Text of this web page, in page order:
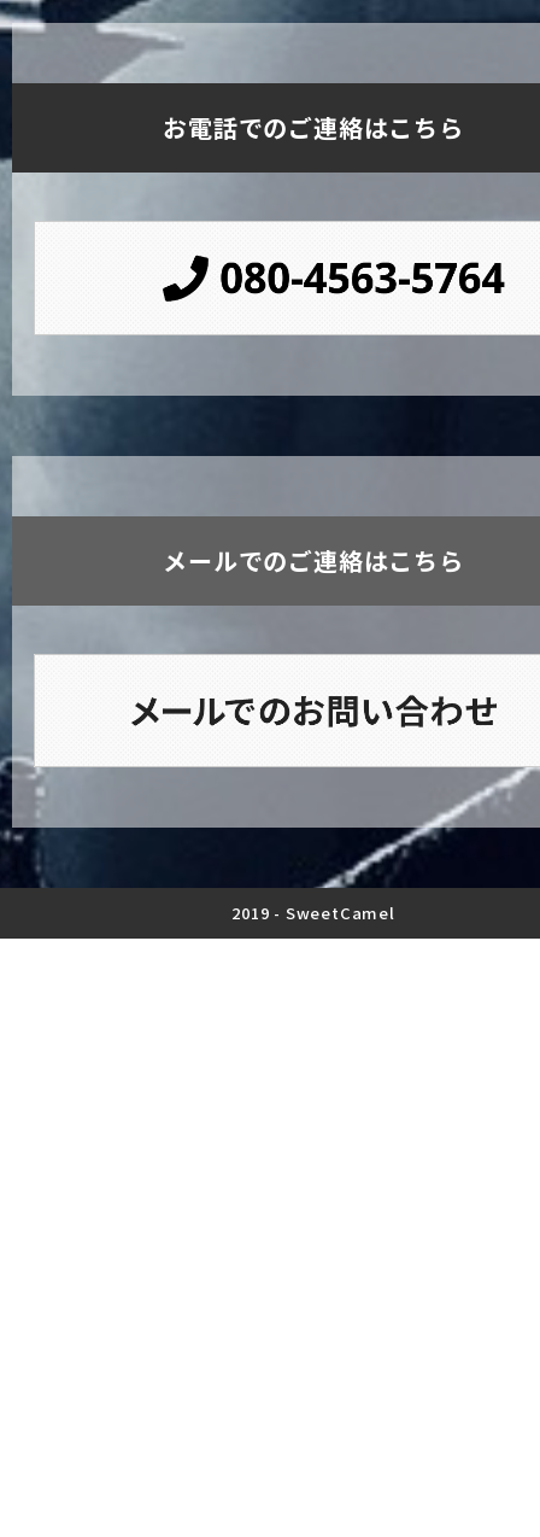
お電話でのご連絡はこちら
メールでのご連絡はこちら
2019 - SweetCamel